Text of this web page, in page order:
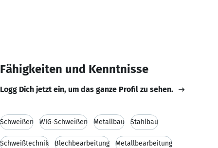
Fähigkeiten und Kenntnisse
Logg Dich jetzt ein, um das ganze Profil zu sehen.
Schweißen WIG-Schweißen Metallbau Stahlbau
Schweißtechnik Blechbearbeitung Metallbearbeitung